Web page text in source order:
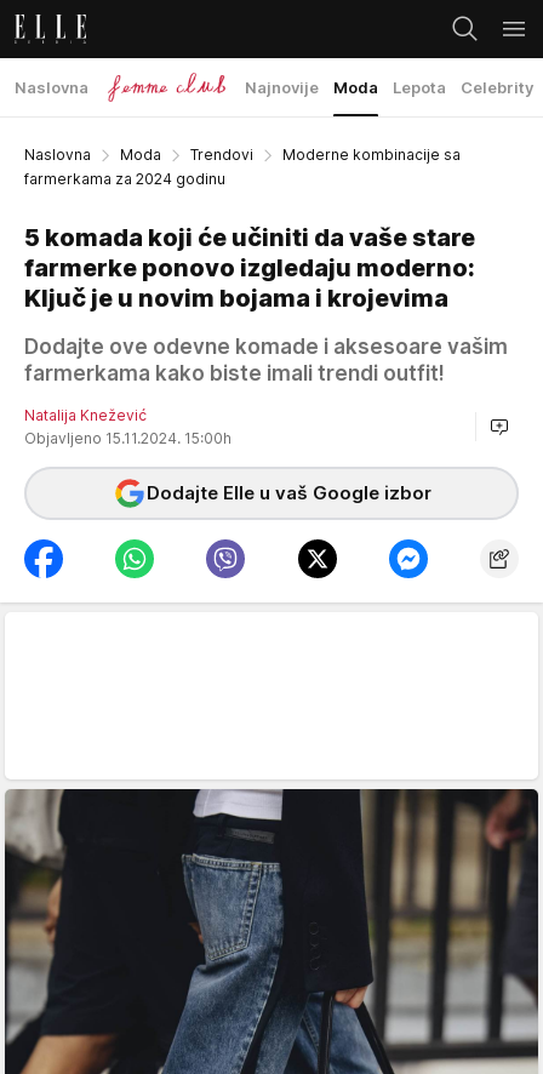
Naslovna Najnovije Moda Lepota Celebrity
Naslovna Moda Trendovi
Moderne kombinacije sa
farmerkama za 2024 godinu
5 komada koji će učiniti da vaše stare
farmerke ponovo izgledaju moderno:
Ključ je u novim bojama i krojevima
Dodajte ove odevne komade i aksesoare vašim
farmerkama kako biste imali trendi outfit!
Natalija Knežević
Objavljeno 15.11.2024. 15:00h
Dodajte Elle u vaš Google izbor